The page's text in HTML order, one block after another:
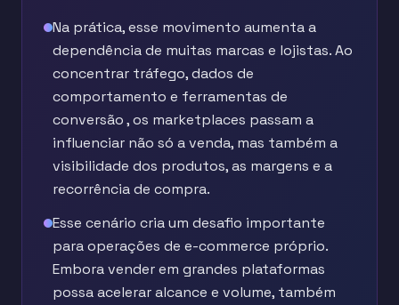
Na prática, esse movimento aumenta a
dependência de muitas marcas e lojistas. Ao
concentrar tráfego, dados de
comportamento e ferramentas de
conversão , os marketplaces passam a
influenciar não só a venda, mas também a
visibilidade dos produtos, as margens e a
recorrência de compra.
Esse cenário cria um desafio importante
para operações de e-commerce próprio.
Embora vender em grandes plataformas
possa acelerar alcance e volume, também